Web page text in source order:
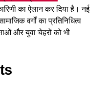
घर विकसित किए जाएंगे। यहां
योजना के मुताबिक, एक
एक किशोरी को शामिल किया
साथ रहने का अवसर मिलेगा।
में ज्यादा स्वतंत्रता और जिम्मेदारी
का ऐलान कर दिया है। नई
वर्गों का प्रतिनिधित्व
और युवा चेहरों को भी